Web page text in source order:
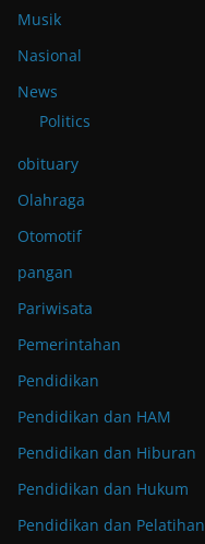
Musik
Nasional
News
Politics
obituary
Olahraga
Otomotif
pangan
Pariwisata
Pemerintahan
Pendidikan
Pendidikan dan HAM
Pendidikan dan Hiburan
Pendidikan dan Hukum
Pendidikan dan Pelatihan